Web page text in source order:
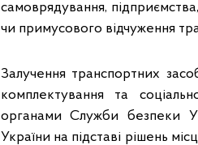
самоврядування,
чи примусового відчуження
Залучення транспортних
комплектування та
органами Служби безпеки
України на підставі рішень